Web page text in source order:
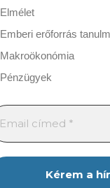
Elmélet
Emberi erőforrás
Makroökonómia
Pénzügyek